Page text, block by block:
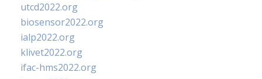
utcd2022.org
biosensor2022.org
ialp2022.org
klivet2022.org
ifac-hms2022.org